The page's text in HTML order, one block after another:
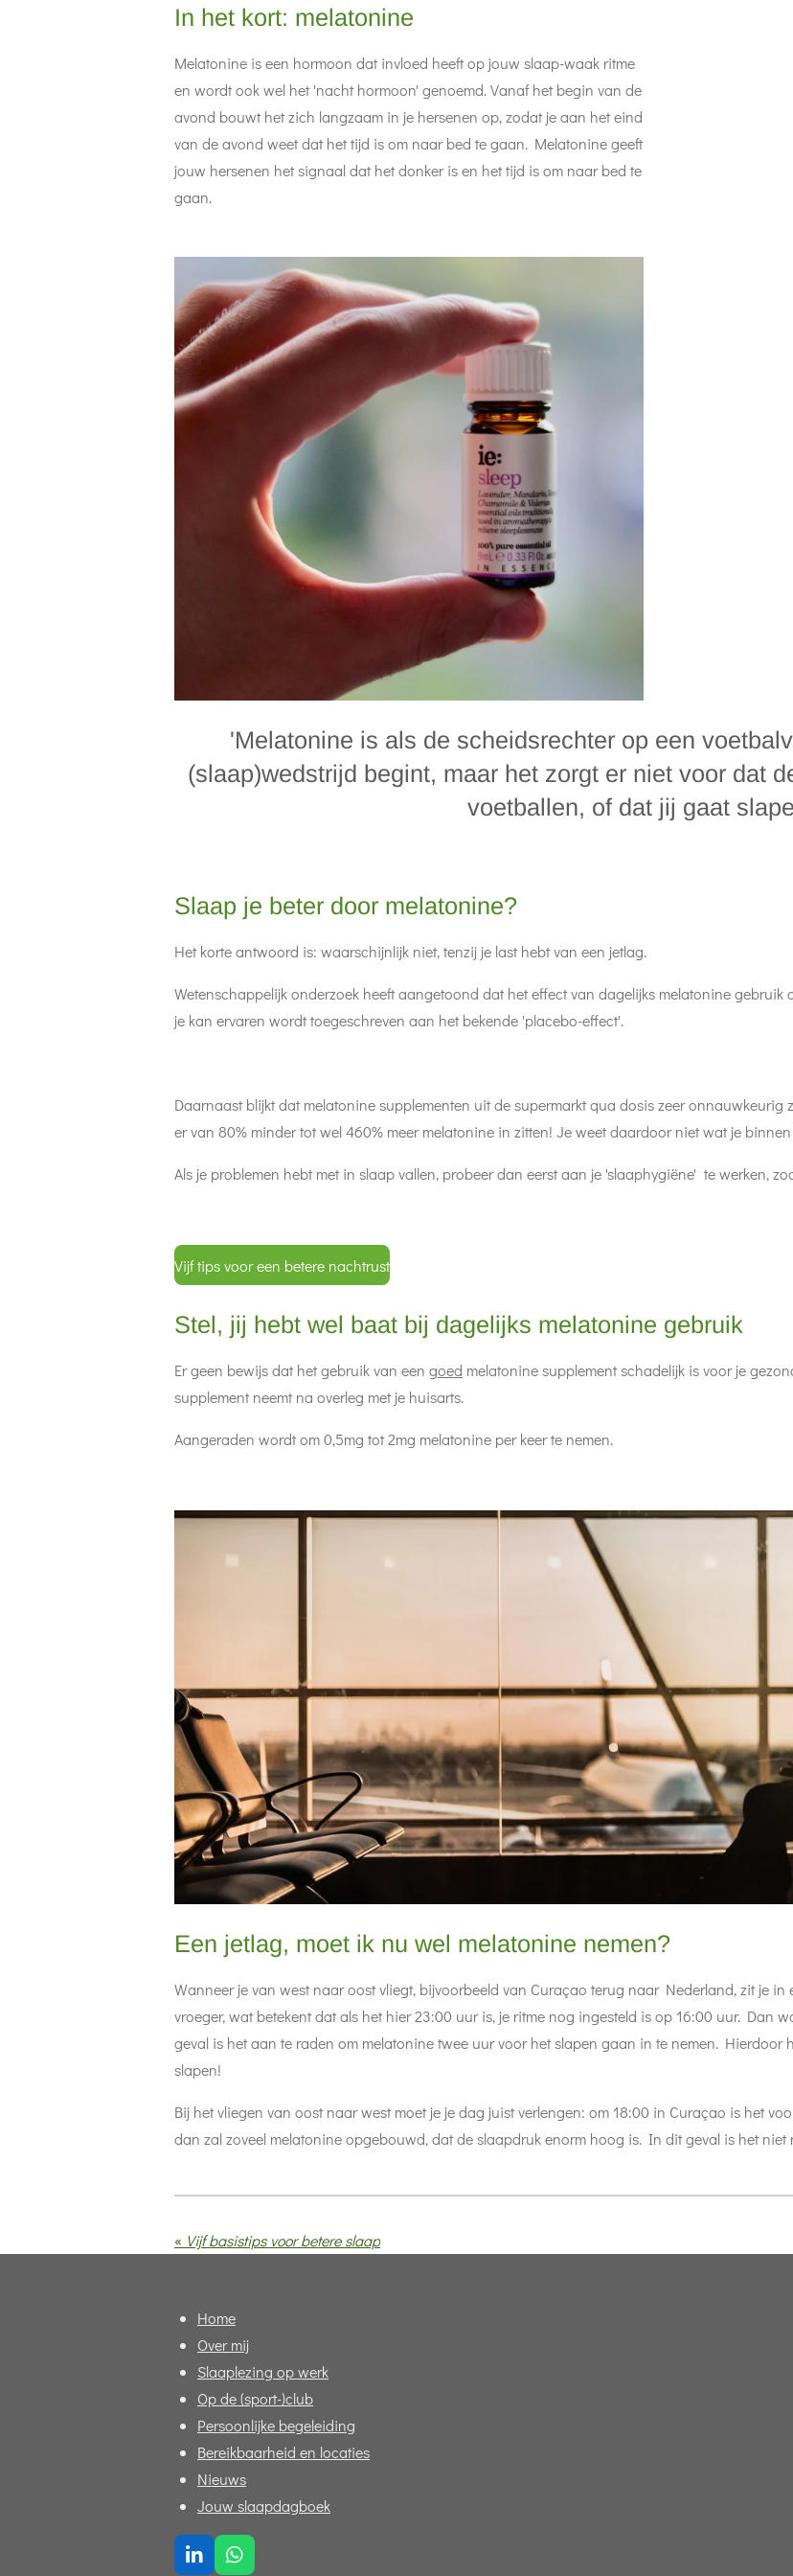
In het kort: melatonine
Melatonine is een hormoon dat invloed heeft op jouw slaap-waak ritme
en wordt ook wel het 'nacht hormoon' genoemd. Vanaf het begin van de
avond bouwt het zich langzaam in je hersenen op, zodat je aan het eind
van de avond weet dat het tijd is om naar bed te gaan. Melatonine geeft
jouw hersenen het signaal dat het donker is en het tijd is om naar bed te
gaan.
'Melatonine is als de scheidsrechter op een
(slaap)wedstrijd begint, maar het zorgt er niet voor dat
voetballen, of dat jij gaat
Slaap je beter door melatonine?
Het korte antwoord is: waarschijnlijk niet, tenzij je last hebt van een jetlag.
Wetenschappelijk onderzoek heeft aangetoond dat het effect van dagelijks melatonine
je kan ervaren wordt toegeschreven aan het bekende 'placebo-effect'.
Daarnaast blijkt dat melatonine supplementen uit de supermarkt qua dosis zeer onnauwkeurig
er van 80% minder tot wel 460% meer melatonine in zitten! Je weet daardoor niet wat je
Als je problemen hebt met in slaap vallen, probeer dan eerst aan je 'slaaphygiëne' te werken,
Vijf tips voor een betere nachtrust
Stel, jij hebt wel baat bij dagelijks melatonine gebruik
Er geen bewijs dat het gebruik van een goed melatonine supplement schadelijk is voor je
supplement neemt na overleg met je huisarts.
Aangeraden wordt om 0,5mg tot 2mg melatonine per keer te nemen.
Een jetlag, moet ik nu wel melatonine nemen?
Wanneer je van west naar oost vliegt, bijvoorbeeld van Curaçao terug naar Nederland, zit je
vroeger, wat betekent dat als het hier 23:00 uur is, je ritme nog ingesteld is op 16:00 uur. Dan
geval is het aan te raden om melatonine twee uur voor het slapen gaan in te nemen. Hierdoor
slapen!
Bij het vliegen van oost naar west moet je je dag juist verlengen: om 18:00 in Curaçao is het
dan zal zoveel melatonine opgebouwd, dat de slaapdruk enorm hoog is. In dit geval is het
« Vijf basistips voor betere slaap
Home
Over mij
Slaaplezing op werk
Op de (sport-)club
Persoonlijke begeleiding
Bereikbaarheid en locaties
Nieuws
Jouw slaapdagboek
L
W